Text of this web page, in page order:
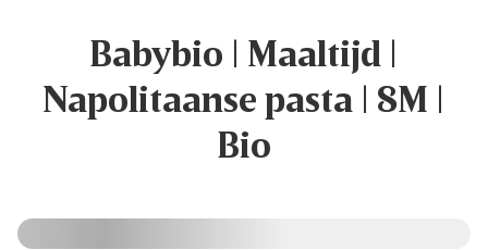
Babybio | Maaltijd |
Napolitaanse pasta | 8M |
Bio